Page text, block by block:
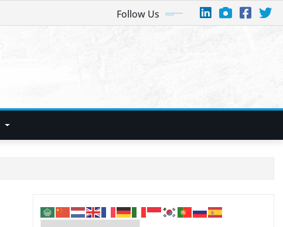
Follow Us